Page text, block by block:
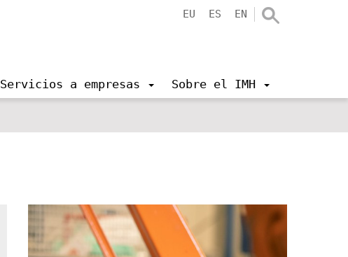
EU ES EN
Servicios a empresas Sobre el IMH